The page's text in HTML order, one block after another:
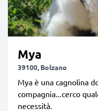
Mya
39100, Bolzano
Mya è una cagnolina
compagnia...cerco
necessità.